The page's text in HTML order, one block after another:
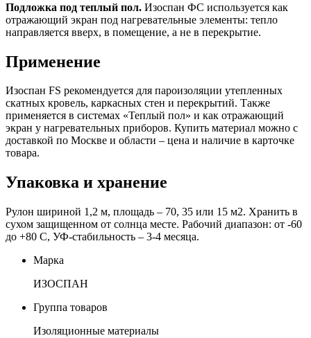
Подложка под теплый пол. Изоспан ФС используется как
отражающий экран под нагревательные элементы: тепло
направляется вверх, в помещение, а не в перекрытие.
Применение
Изоспан FS рекомендуется для пароизоляции утепленных
скатных кровель, каркасных стен и перекрытий. Также
применяется в системах «Теплый пол» и как отражающий
экран у нагревательных приборов. Купить материал можно с
доставкой по Москве и области – цена и наличие в карточке
товара.
Упаковка и хранение
Рулон шириной 1,2 м, площадь – 70, 35 или 15 м2. Хранить в
сухом защищенном от солнца месте. Рабочий диапазон: от -60
до +80 С, УФ-стабильность – 3-4 месяца.
Марка
ИЗОСПАН
Группа товаров
Изоляционные материалы